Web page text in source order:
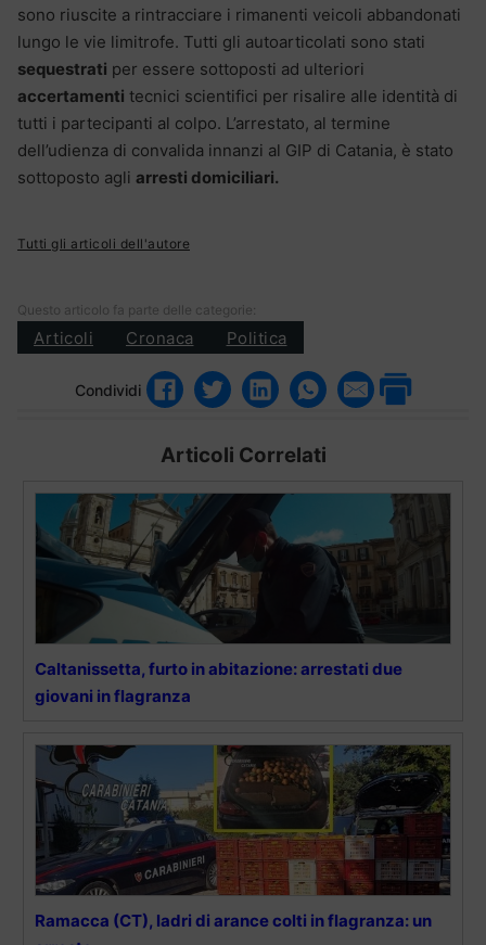
sono riuscite a rintracciare i rimanenti veicoli abbandonati
lungo le vie limitrofe. Tutti gli autoarticolati sono stati
sequestrati per essere sottoposti ad ulteriori
accertamenti tecnici scientifici per risalire alle identità di
tutti i partecipanti al colpo. L’arrestato, al termine
dell’udienza di convalida innanzi al GIP di Catania, è stato
sottoposto agli arresti domiciliari.
Tutti gli articoli dell'autore
Questo articolo fa parte delle categorie:
Articoli Cronaca Politica
Condividi
Articoli Correlati
Caltanissetta, furto in abitazione: arrestati due
giovani in flagranza
Ramacca (CT), ladri di arance colti in flagranza: un